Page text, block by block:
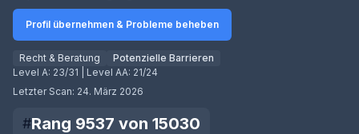
Profil übernehmen & Probleme beheben
Recht & Beratung
Potenzielle Barrieren
Level A: 23/31 | Level AA: 21/24
Letzter Scan: 24. März 2026
#Rang 9537 von 15030